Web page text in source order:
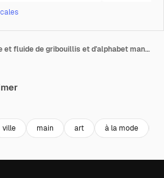
Animation amusante et fluide de gribouillis et d'alphabet manuscrit isolée sur un fond blanc. Boucle vidéo stop motion culture zine
ville main art à la mode